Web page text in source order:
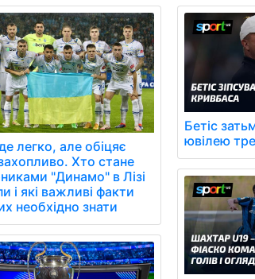
легко, але обіцяє
Хто стане
"Динамо" в Лізі
і які важливі факти
необхідно знати
Бетіс
ювілею